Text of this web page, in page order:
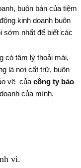
buôn bán của tiệm
kinh doanh buôn
sớm nhất để biết các
có tâm lý thoải mái,
là nơi cất trữ, buôn
vệ của công ty bảo
của mình.
vi.